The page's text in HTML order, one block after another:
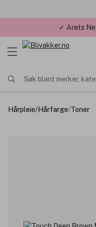
✓ Årets
Søk blant merker,
Hårpleie/Hårfarge/Toner